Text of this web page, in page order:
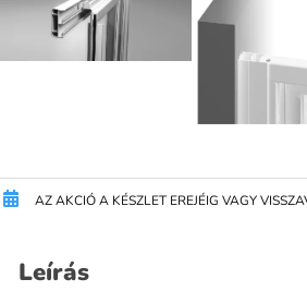
AZ AKCIÓ A KÉSZLET EREJÉIG VAGY
Leírás